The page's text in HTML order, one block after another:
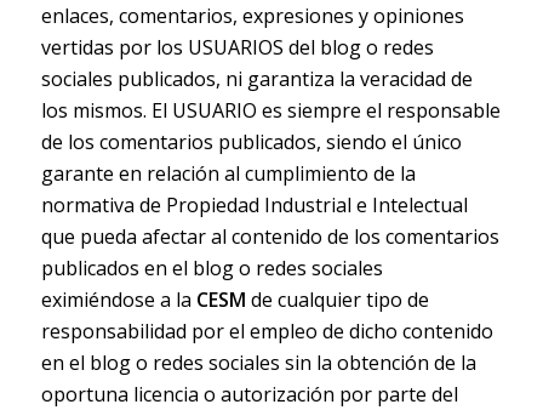
enlaces, comentarios, expresiones y opiniones
vertidas por los USUARIOS del blog o redes
sociales publicados, ni garantiza la veracidad de
los mismos. El USUARIO es siempre el responsable
de los comentarios publicados, siendo el único
garante en relación al cumplimiento de la
normativa de Propiedad Industrial e Intelectual
que pueda afectar al contenido de los comentarios
publicados en el blog o redes sociales
eximiéndose a la CESM de cualquier tipo de
responsabilidad por el empleo de dicho contenido
en el blog o redes sociales sin la obtención de la
oportuna licencia o autorización por parte del